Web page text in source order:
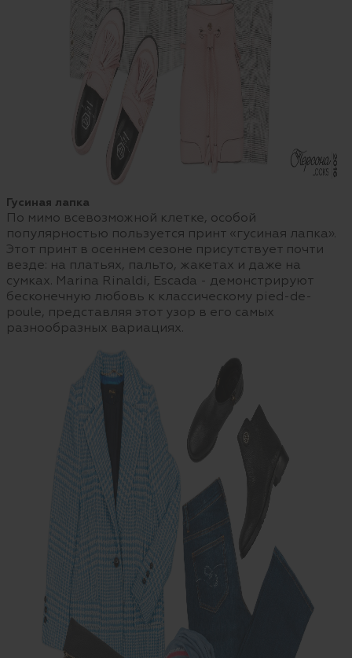
Гусиная лапка
По мимо всевозможной клетке, особой
популярностью пользуется принт «гусиная лапка».
Этот принт в осеннем сезоне присутствует почти
везде: на платьях, пальто, жакетах и даже на
сумках. Marina Rinaldi, Escada - демонстрируют
бесконечную любовь к классическому pied-de-
poule, представляя этот узор в его самых
разнообразных вариациях.